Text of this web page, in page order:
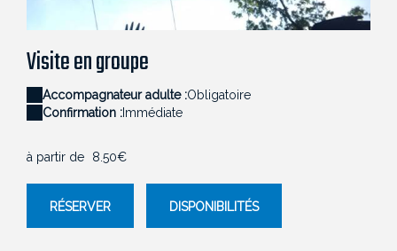
Chlorophylle Parcours cime des arbres
Visite en groupe
Accompagnateur adulte :Obligatoire
Confirmation : Immédiate
à partir de 8.50€
RÉSERVER DISPONIBILITÉS